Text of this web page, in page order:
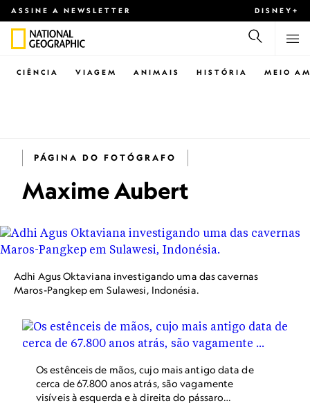
ASSINE A NEWSLETTER DISNEY+
CIÊNCIA VIAGEM ANIMAIS HISTÓRIA MEIO
PÁGINA DO FOTÓGRAFO
Maxime Aubert
Adhi Agus Oktaviana investigando uma das cavernas
Maros-Pangkep em Sulawesi, Indonésia.
Os estênceis de mãos, cujo mais antigo data de
cerca de 67.800 anos atrás, são vagamente
visíveis à esquerda e à direita do pássaro